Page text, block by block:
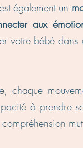
également un
aux
votre bébé dans
chaque
à prendre